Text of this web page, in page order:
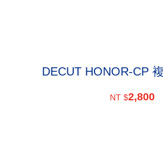
DECUT HONOR-CP
NT $2,800